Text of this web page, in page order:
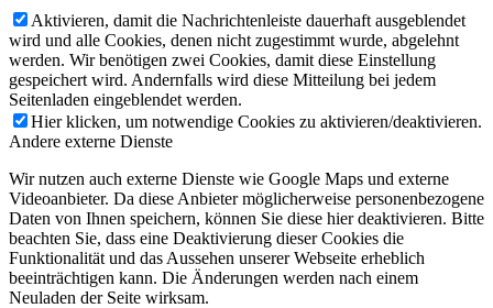
Aktivieren, damit die Nachrichtenleiste dauerhaft ausgeblendet
wird und alle Cookies, denen nicht zugestimmt wurde, abgelehnt
werden. Wir benötigen zwei Cookies, damit diese Einstellung
gespeichert wird. Andernfalls wird diese Mitteilung bei jedem
Seitenladen eingeblendet werden.
Hier klicken, um notwendige Cookies zu aktivieren/deaktivieren.
Andere externe Dienste
Wir nutzen auch externe Dienste wie Google Maps und externe
Videoanbieter. Da diese Anbieter möglicherweise personenbezogene
Daten von Ihnen speichern, können Sie diese hier deaktivieren. Bitte
beachten Sie, dass eine Deaktivierung dieser Cookies die
Funktionalität und das Aussehen unserer Webseite erheblich
beeinträchtigen kann. Die Änderungen werden nach einem
Neuladen der Seite wirksam.